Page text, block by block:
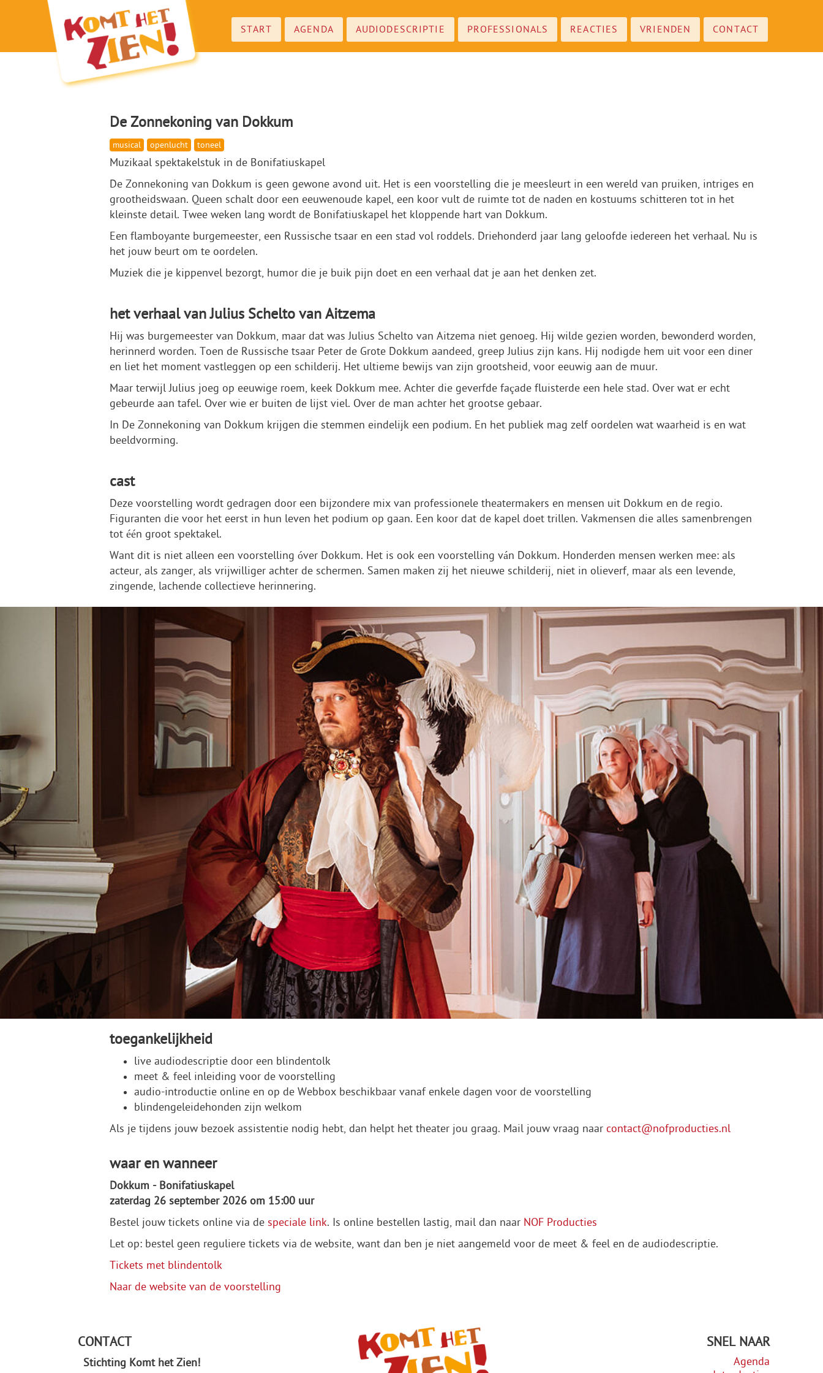
START AGENDA AUDIODESCRIPTIE PROFESSIONALS REACTIES VRIENDEN CONTACT
De Zonnekoning van Dokkum
musical openlucht toneel
Muzikaal spektakelstuk in de Bonifatiuskapel
De Zonnekoning van Dokkum is geen gewone avond uit. Het is een voorstelling die je meesleurt in een wereld van pruiken, intriges en
grootheidswaan. Queen schalt door een eeuwenoude kapel, een koor vult de ruimte tot de naden en kostuums schitteren tot in het
kleinste detail. Twee weken lang wordt de Bonifatiuskapel het kloppende hart van Dokkum.
Een flamboyante burgemeester, een Russische tsaar en een stad vol roddels. Driehonderd jaar lang geloofde iedereen het verhaal. Nu is
het jouw beurt om te oordelen.
Muziek die je kippenvel bezorgt, humor die je buik pijn doet en een verhaal dat je aan het denken zet.
het verhaal van Julius Schelto van Aitzema
Hij was burgemeester van Dokkum, maar dat was Julius Schelto van Aitzema niet genoeg. Hij wilde gezien worden, bewonderd worden,
herinnerd worden. Toen de Russische tsaar Peter de Grote Dokkum aandeed, greep Julius zijn kans. Hij nodigde hem uit voor een diner
en liet het moment vastleggen op een schilderij. Het ultieme bewijs van zijn grootsheid, voor eeuwig aan de muur.
Maar terwijl Julius joeg op eeuwige roem, keek Dokkum mee. Achter die geverfde façade fluisterde een hele stad. Over wat er echt
gebeurde aan tafel. Over wie er buiten de lijst viel. Over de man achter het grootse gebaar.
In De Zonnekoning van Dokkum krijgen die stemmen eindelijk een podium. En het publiek mag zelf oordelen wat waarheid is en wat
beeldvorming.
cast
Deze voorstelling wordt gedragen door een bijzondere mix van professionele theatermakers en mensen uit Dokkum en de regio.
Figuranten die voor het eerst in hun leven het podium op gaan. Een koor dat de kapel doet trillen. Vakmensen die alles samenbrengen
tot één groot spektakel.
Want dit is niet alleen een voorstelling óver Dokkum. Het is ook een voorstelling ván Dokkum. Honderden mensen werken mee: als
acteur, als zanger, als vrijwilliger achter de schermen. Samen maken zij het nieuwe schilderij, niet in olieverf, maar als een levende,
zingende, lachende collectieve herinnering.
toegankelijkheid
live audiodescriptie door een blindentolk
meet & feel inleiding voor de voorstelling
audio-introductie online en op de Webbox beschikbaar vanaf enkele dagen voor de voorstelling
blindengeleidehonden zijn welkom
Als je tijdens jouw bezoek assistentie nodig hebt, dan helpt het theater jou graag. Mail jouw vraag naar contact@nofproducties.nl
waar en wanneer
Dokkum - Bonifatiuskapel
zaterdag 26 september 2026 om 15:00 uur
Bestel jouw tickets online via de speciale link. Is online bestellen lastig, mail dan naar NOF Producties
Let op: bestel geen reguliere tickets via de website, want dan ben je niet aangemeld voor de meet & feel en de audiodescriptie.
Tickets met blindentolk
Naar de website van de voorstelling
CONTACT
Stichting Komt het Zien!
SNEL NAAR
Agenda